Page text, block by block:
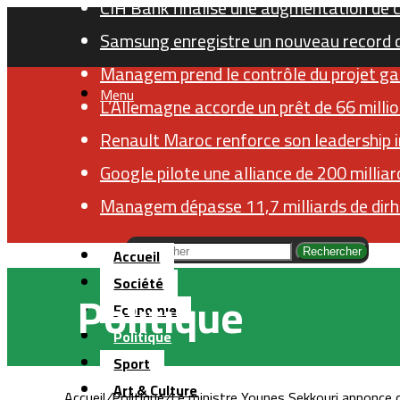
CIH Bank finalise une augmentation
Samsung enregistre un nouveau
Managem prend le contrôle du projet
L’Allemagne accorde un prêt de 66
Renault Maroc renforce son
Google pilote une alliance de 200
Managem dépasse 11,7 milliards de
Rechercher
Menu
Accueil
Société
Economie
Politique
Sport
Art & Culture
Politique